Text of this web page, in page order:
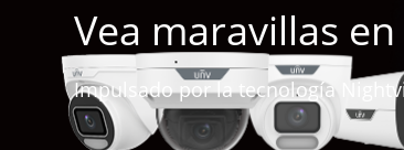
Vea maravillas
Impulsado por la tecnología